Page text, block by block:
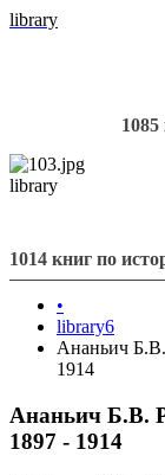
library
library
1014 книг по
•
library6
Ананьич
1914
Ананьич Б.В.
1897 - 1914